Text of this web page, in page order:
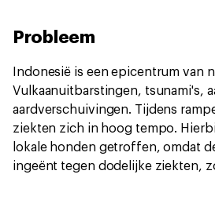
Probleem
Indonesië is een epicentrum van
Vulkaanuitbarstingen, tsunami's,
aardverschuivingen. Tijdens
ziekten zich in hoog tempo.
lokale honden getroffen, omdat
ingeënt tegen dodelijke ziekten,